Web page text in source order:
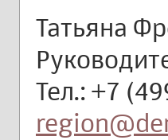
Татьяна
Тел.: +7